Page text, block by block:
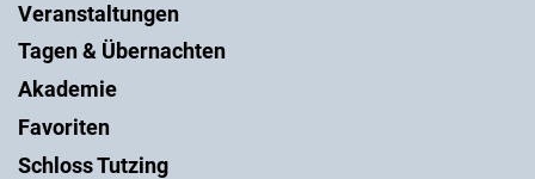
Veranstaltungen
Tagen & Übernachten
Akademie
Favoriten
Schloss Tutzing